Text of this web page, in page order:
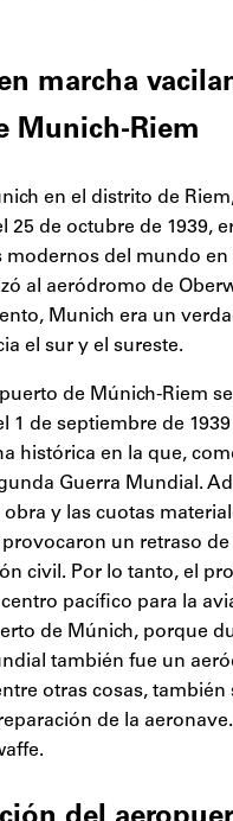
marcha
Munich-Riem
en el distrito de
25 de octubre de 1939,
modernos del mundo en
al aeródromo de
Munich era un
el sur y el sureste.
de Múnich-Riem
1 de septiembre de
histórica en la que,
Guerra Mundial.
y las cuotas
un retraso de
civil. Por lo tanto, el
pacífico para la
de Múnich, porque
también fue un
otras cosas, también
de la